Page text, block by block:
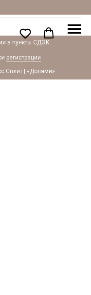
в пункты СДЭК
регистрации
| «Долями»